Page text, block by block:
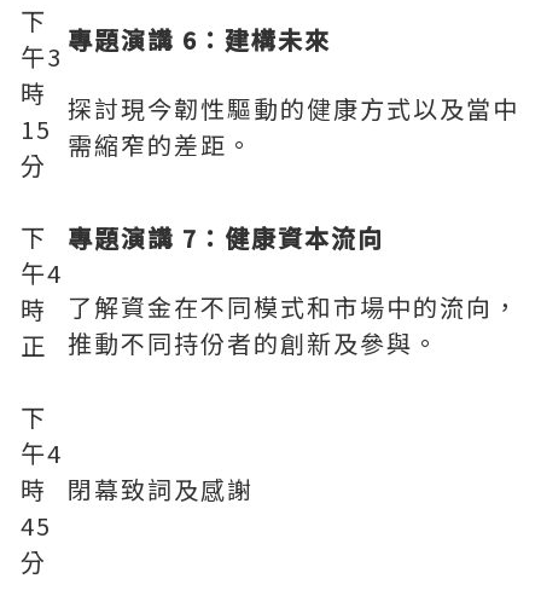
下
午3
時
15
分
專題演講 6：建構未來
探討現今韌性驅動的健康方式以及當中
需縮窄的差距。
下
午4
時
正
專題演講 7：健康資本流向
了解資金在不同模式和市場中的流向，
推動不同持份者的創新及參與。
下
午4
時
45
分
閉幕致詞及感謝